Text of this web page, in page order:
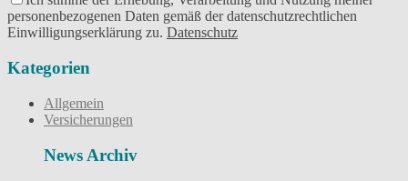
personenbezogenen Daten gemäß der datenschutzrechtlichen
Einwilligungserklärung zu. Datenschutz
Kategorien
Allgemein
Versicherungen
News Archiv